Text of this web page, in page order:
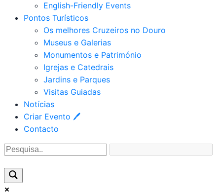
English-Friendly Events
Pontos Turísticos
Os melhores Cruzeiros no Douro​
Museus e Galerias
Monumentos e Património
Igrejas e Catedrais
Jardins e Parques
Visitas Guiadas
Notícias
Criar Evento 🖊
Contacto